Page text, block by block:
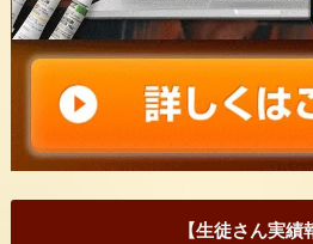
【生徒さん実績